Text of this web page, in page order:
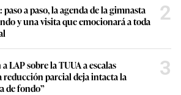
a paso, la agenda de la gimnasta
y una visita que emocionará a toda
2
LAP sobre la TUUA a escalas
parcial deja intacta la
de fondo”
3